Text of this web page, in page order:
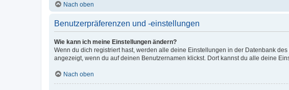
Nach oben
Benutzerpräferenzen und -einstellungen
Wie kann ich meine Einstellungen ändern?
Wenn du dich registriert hast, werden alle deine Einstellungen in der Datenbank
angezeigt, wenn du auf deinen Benutzernamen klickst. Dort kannst du alle deine
Nach oben